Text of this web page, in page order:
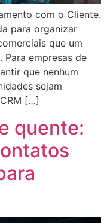
com o Cliente.
para organizar
que um
empresas de
que nenhum
sejam
[…]
quente: